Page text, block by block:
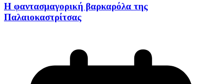
Η φαντασμαγορική βαρκαρόλα της
Παλαιοκαστρίτσας